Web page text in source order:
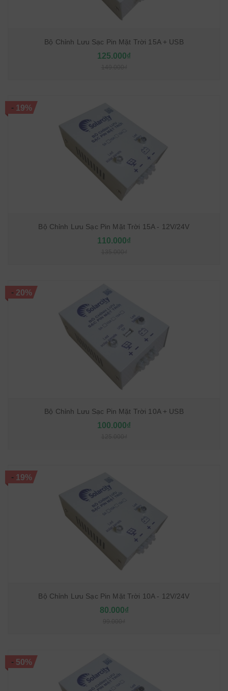
Bộ Chỉnh Lưu Sạc Pin Mặt Trời 15A + USB
125.000₫
-19%
Bộ Chỉnh Lưu Sạc Pin Mặt Trời 15A - 12V/24V
110.000₫
-20%
Bộ Chỉnh Lưu Sạc Pin Mặt Trời 10A + USB
100.000₫
-19%
Bộ Chỉnh Lưu Sạc Pin Mặt Trời 10A - 12V/24V
80.000₫
-50%